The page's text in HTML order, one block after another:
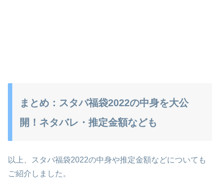
まとめ：スタバ福袋2022の中身を大公
開！ネタバレ・推定金額なども
以上、スタバ福袋2022の中身や推定金額などについても
ご紹介しました。